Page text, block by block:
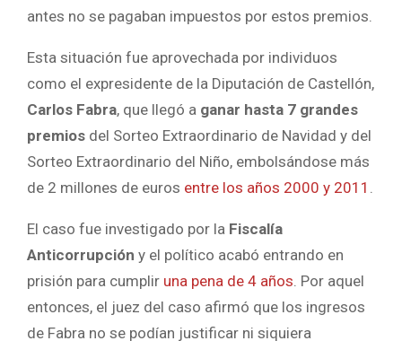
antes no se pagaban impuestos por estos premios.
Esta situación fue aprovechada por individuos
como el expresidente de la Diputación de Castellón,
Carlos Fabra, que llegó a ganar hasta 7 grandes
premios del Sorteo Extraordinario de Navidad y del
Sorteo Extraordinario del Niño, embolsándose más
de 2 millones de euros entre los años 2000 y 2011
El caso fue investigado por la Fiscalía
Anticorrupción y el político acabó entrando en
prisión para cumplir una pena de 4 años . Por aquel
entonces, el juez del caso afirmó que los ingresos
de Fabra no se podían justificar ni siquiera